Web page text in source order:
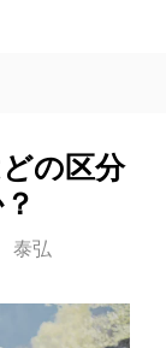
の区分
泰弘